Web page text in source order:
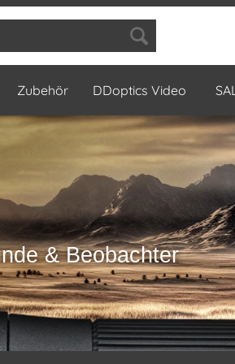
Zubehör DDoptics Video
& Beobachter